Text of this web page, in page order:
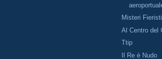
Misteri
Al Centro del
Ttip
Il Re è Nudo